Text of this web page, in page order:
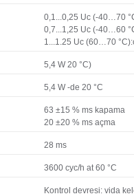
0,1...0,25 Uc (-40…70
0,7...1,25 Uc (-40…60
1...1.25 Uc (60…70
5,4 W 20 °C)
5,4 W -de 20 °C
63 ±15 % ms kapama
20 ±20 % ms açma
28 ms
3600 cyc/h at 60 °C
Kontrol devresi: vida